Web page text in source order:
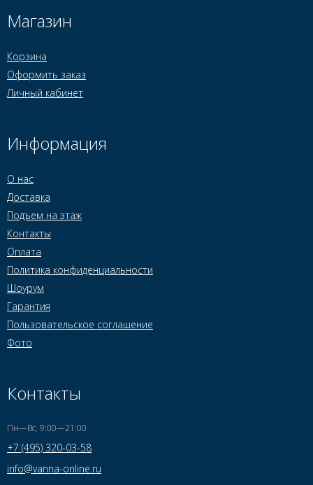
Магазин
Корзина
Оформить заказ
Личный кабинет
Информация
О нас
Доставка
Подъем на этаж
Контакты
Оплата
Политика конфиденциальности
Шоурум
Гарантия
Пользовательское соглашение
Фото
Контакты
Пн—Вс, 9:00—21:00
+7 (495) 320-03-58
info@vanna-online.ru